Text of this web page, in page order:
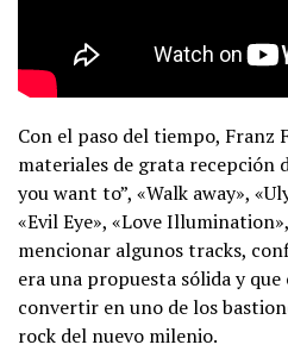
Con el paso del tiempo, Franz
materiales de grata recepción
you want to”, «Walk away»,
«Evil Eye», «Love
mencionar algunos tracks,
era una propuesta sólida y
convertir en uno de los
rock del nuevo milenio.